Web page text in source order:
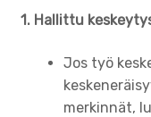
1. Hallittu
Jos työ
merkinnät,